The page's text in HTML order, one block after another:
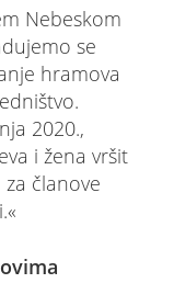
Nebeskom
se
hramova
2020.,
i žena vršit
članove